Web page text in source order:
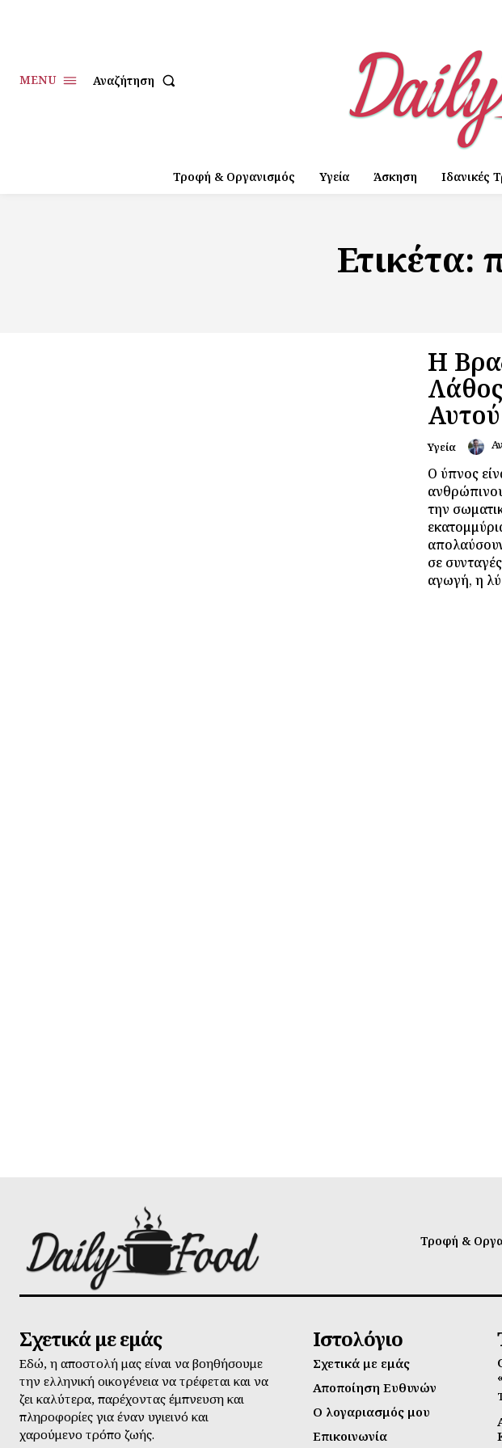
MENU Αναζήτηση
Τροφή & Οργανισμός Υγεία Άσκηση Ιδανικές
Ετικέτα:
Η
Αυτού
Υγεία
Ο ύπνος
την
σε
αγωγή, η
Τροφή &
Σχετικά με εμάς
Εδώ, η αποστολή μας είναι να βοηθήσουμε
την ελληνική οικογένεια να τρέφεται και να
ζει καλύτερα, παρέχοντας έμπνευση και
πληροφορίες για έναν υγιεινό και
χαρούμενο τρόπο ζωής.
Ιστολόγιο
Σχετικά με εμάς
Αποποίηση Ευθυνών
Ο λογαριασμός μου
Επικοινωνία